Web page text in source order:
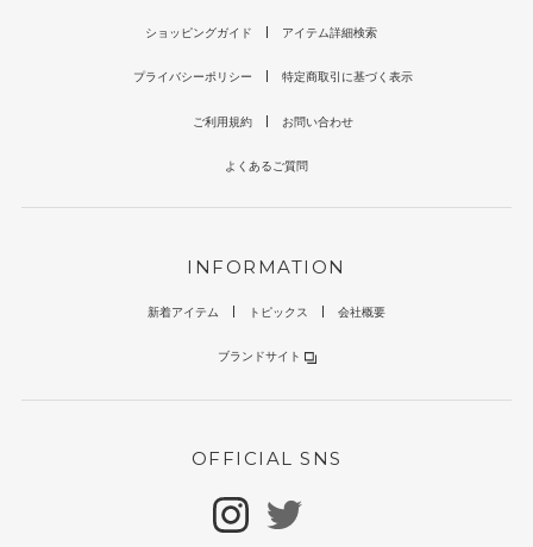
ショッピングガイド アイテム詳細検索
プライバシーポリシー 特定商取引に基づく表示
ご利用規約 お問い合わせ
よくあるご質問
INFORMATION
新着アイテム トピックス 会社概要
ブランドサイト
OFFICIAL SNS